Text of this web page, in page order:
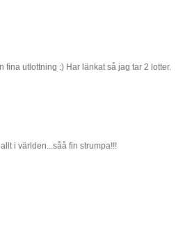
fina utlottning :) Har länkat så jag tar 2 lotter.
i världen...såå fin strumpa!!!